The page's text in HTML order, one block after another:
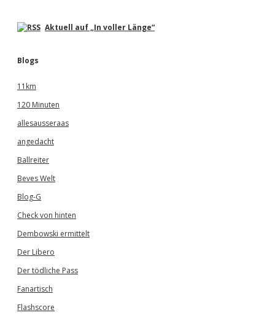
Aktuell auf „In voller Länge“
Blogs
11km
120 Minuten
allesausseraas
angedacht
Ballreiter
Beves Welt
Blog-G
Check von hinten
Dembowski ermittelt
Der Libero
Der tödliche Pass
Fanartisch
Flashscore